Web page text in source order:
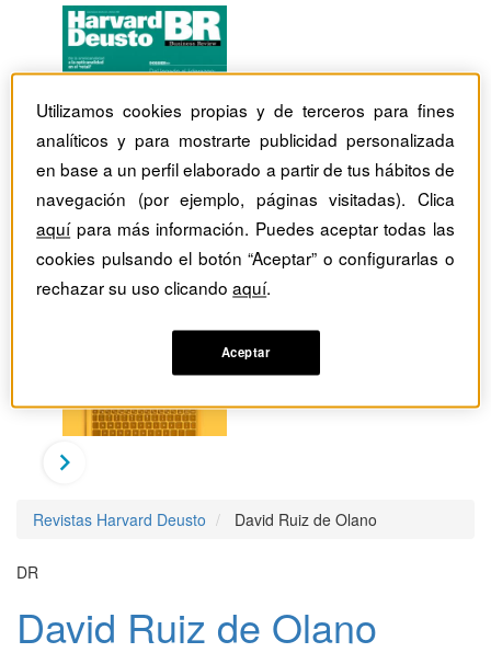
Revistas Harvard Deusto David Ruiz de Olano
DR
David Ruiz de Olano
Utilizamos cookies propias y de terceros para fines
analíticos y para mostrarte publicidad personalizada
en base a un perfil elaborado a partir de tus hábitos de
navegación (por ejemplo, páginas visitadas). Clica
aquípara más información. Puedes aceptar todas las
cookies pulsando el botón “Aceptar” o configurarlas o
rechazar su uso clicandoaquí.
Aceptar